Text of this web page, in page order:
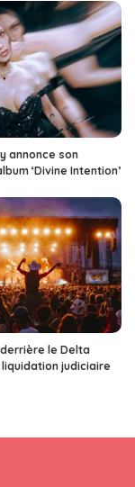
annonce son
‘Divine Intention’
le Delta
judiciaire